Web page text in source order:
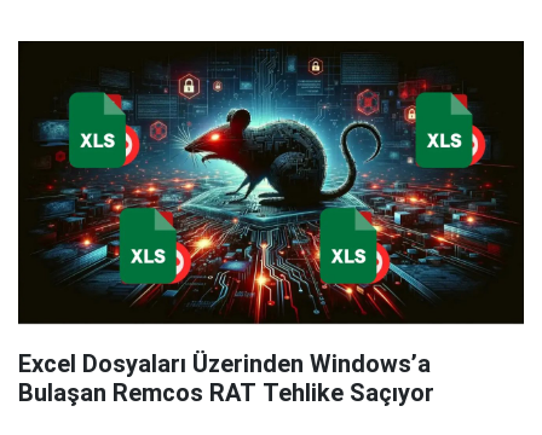
Excel Dosyaları Üzerinden Windows’a
Bulaşan Remcos RAT Tehlike Saçıyor